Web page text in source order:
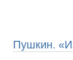
Пушкин.